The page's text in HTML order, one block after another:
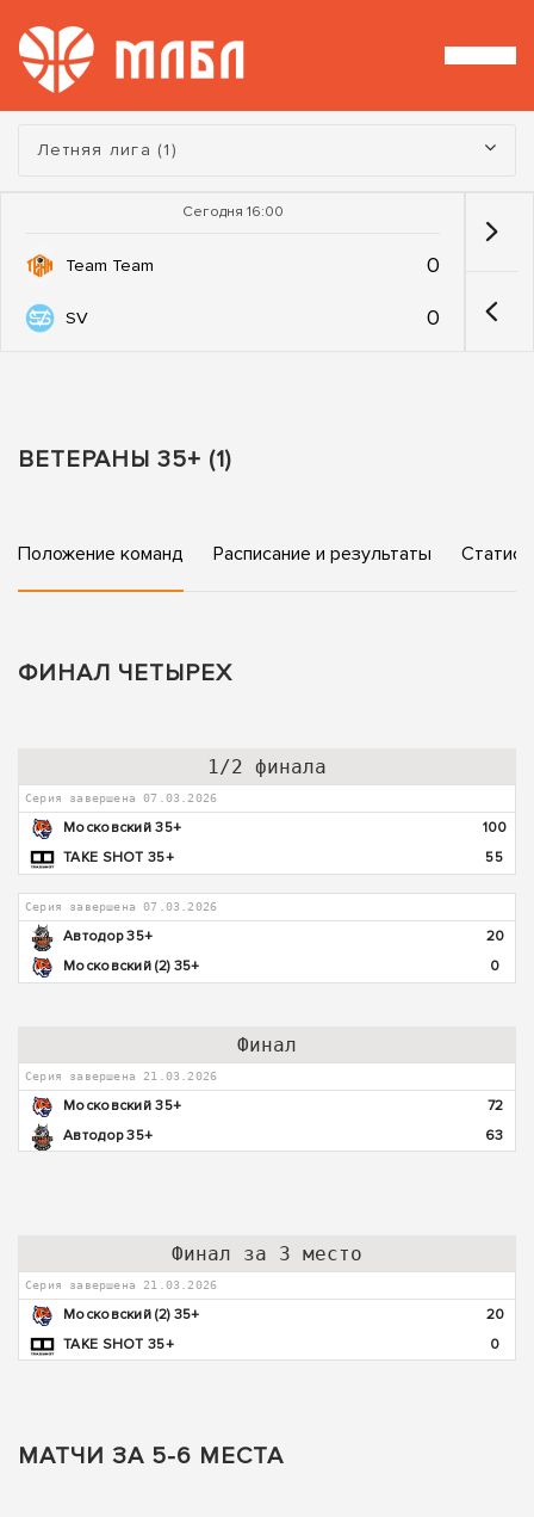
Турнир:
Летняя лига (1)
Сегодня 16:00
Team Team 0
SV 0
ВЕТЕРАНЫ 35+ (1)
Положение команд Расписание и результаты
ФИНАЛ ЧЕТЫРЕХ
1/2 финала
Серия завершена 07.03.2026
Московский 35+
100
TAKE SHOT 35+
55
Серия завершена 07.03.2026
Автодор 35+
20
Московский (2) 35+
0
Финал
Серия завершена 21.03.2026
Московский 35+
72
Автодор 35+
63
Финал за 3 место
Серия завершена 21.03.2026
Московский (2) 35+
20
TAKE SHOT 35+
0
МАТЧИ ЗА 5-6 МЕСТА